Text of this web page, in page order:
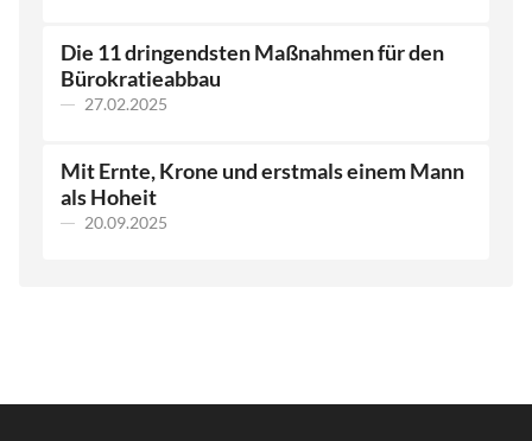
Die 11 dringendsten Maßnahmen für den
Bürokratieabbau
27.02.2025
Mit Ernte, Krone und erstmals einem Mann
als Hoheit
20.09.2025